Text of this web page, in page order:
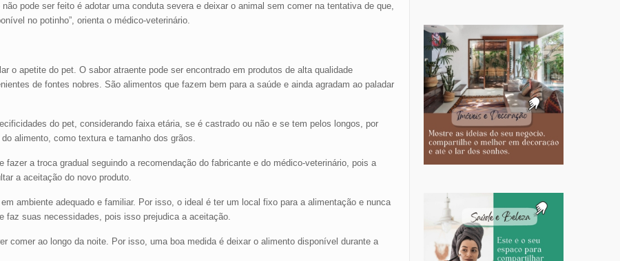
pode ser feito é adotar uma conduta severa e deixar o animal sem comer na tentativa de que,
no potinho”, orienta o médico-veterinário.
o apetite do pet. O sabor atraente pode ser encontrado em produtos de alta qualidade
de fontes nobres. São alimentos que fazem bem para a saúde e ainda agradam ao paladar
do pet, considerando faixa etária, se é castrado ou não e se tem pelos longos, por
alimento, como textura e tamanho dos grãos.
a troca gradual seguindo a recomendação do fabricante e do médico-veterinário, pois a
a aceitação do novo produto.
ambiente adequado e familiar. Por isso, o ideal é ter um local fixo para a alimentação e nunca
faz suas necessidades, pois isso prejudica a aceitação.
comer ao longo da noite. Por isso, uma boa medida é deixar o alimento disponível durante a